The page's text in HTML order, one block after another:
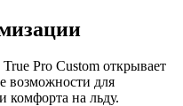
Pro Custom открывает
возможности для
на льду.